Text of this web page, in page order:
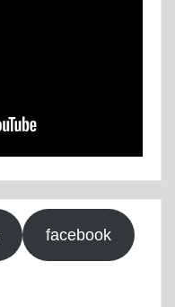
facebook